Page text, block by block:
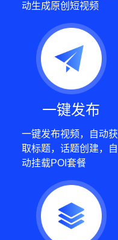
动生成原创短视频
一键发布
一键发布视频，自动获
取标题，话题创建，自
动挂载POI套餐